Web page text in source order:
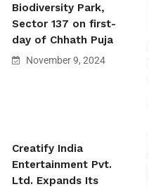
Biodiversity Park,
Sector 137 on first-
day of Chhath Puja
November 9, 2024
Creatify India
Entertainment Pvt.
Ltd. Expands Its